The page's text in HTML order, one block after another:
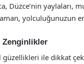
Düzce’nin yaylaları,
yolculuğunuzun
Zenginlikler
ile dikkat